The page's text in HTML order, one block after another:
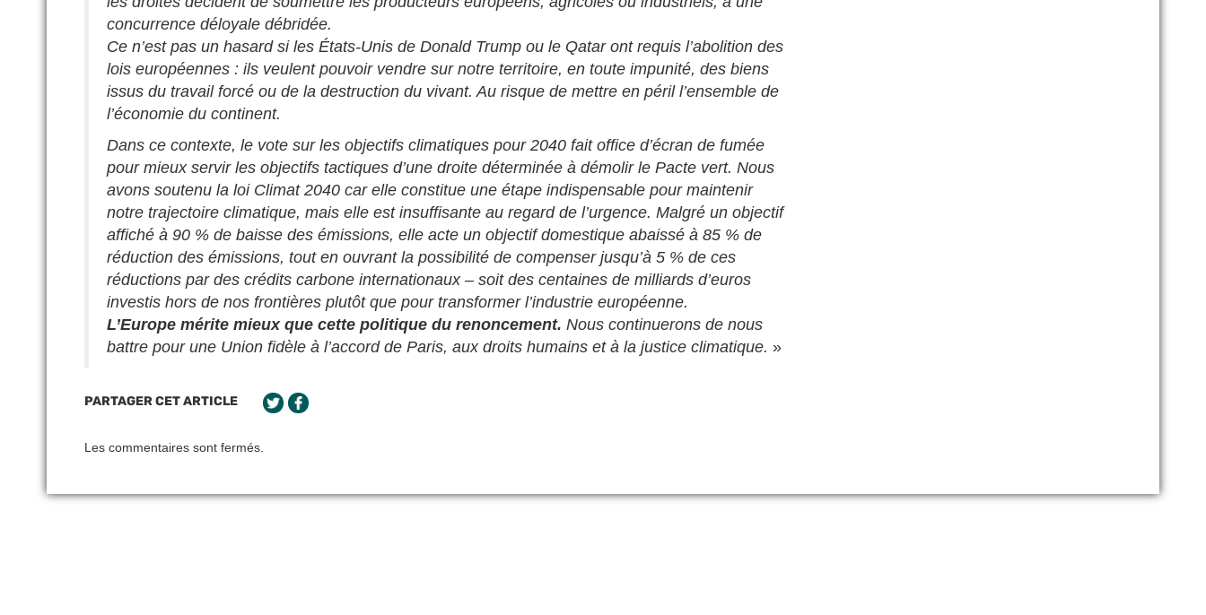
concurrence déloyale débridée.
Ce n’est pas un hasard si les États-Unis de Donald Trump ou le Qatar ont requis l’abolition des
lois européennes : ils veulent pouvoir vendre sur notre territoire, en toute impunité, des biens
issus du travail forcé ou de la destruction du vivant. Au risque de mettre en péril l’ensemble de
l’économie du continent.
Dans ce contexte, le vote sur les objectifs climatiques pour 2040 fait office d’écran de fumée
pour mieux servir les objectifs tactiques d’une droite déterminée à démolir le Pacte vert. Nous
avons soutenu la loi Climat 2040 car elle constitue une étape indispensable pour maintenir
notre trajectoire climatique, mais elle est insuffisante au regard de l’urgence. Malgré un objectif
affiché à 90 % de baisse des émissions, elle acte un objectif domestique abaissé à 85 % de
réduction des émissions, tout en ouvrant la possibilité de compenser jusqu’à 5 % de ces
réductions par des crédits carbone internationaux – soit des centaines de milliards d’euros
investis hors de nos frontières plutôt que pour transformer l’industrie européenne.
L’Europe mérite mieux que cette politique du renoncement. Nous continuerons de nous
battre pour une Union fidèle à l’accord de Paris, aux droits humains et à la justice climatique. »
PARTAGER CET ARTICLE
Les commentaires sont fermés.